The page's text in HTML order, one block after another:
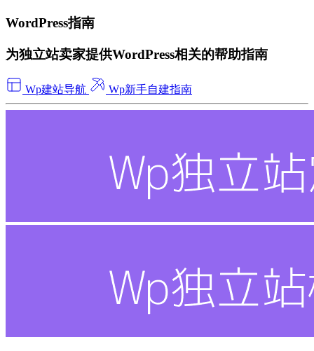
WordPress指南
为独立站卖家提供WordPress相关的帮助指南
Wp建站导航 Wp新手自建指南